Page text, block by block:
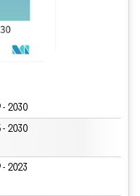
- 2030
- 2030
- 2023